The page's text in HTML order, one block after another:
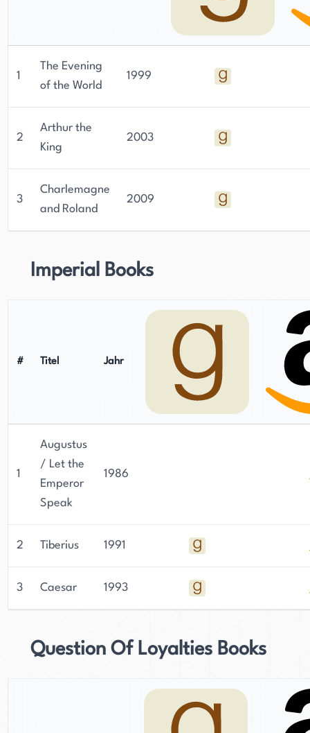
1
The Evening
of the World
1999
2
Arthur the
King
2003
3
Charlemagne
and Roland
2009
Imperial Books
# Titel Jahr
1
Augustus
/ Let the
Emperor
Speak
1986
2 Tiberius 1991
3 Caesar 1993
Question Of Loyalties Books